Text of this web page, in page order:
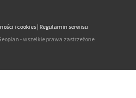
i cookies| Regulamin serwisu
- wszelkie prawa zastrzeżone